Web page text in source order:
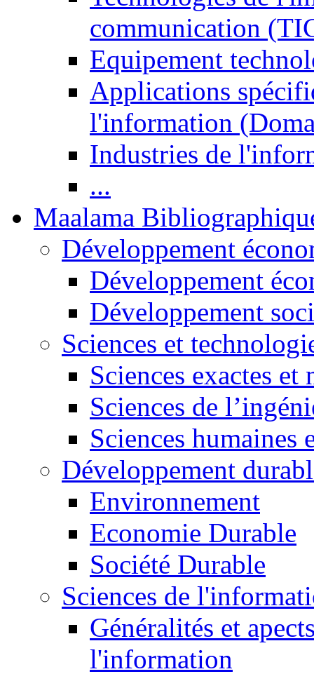
communication
Equipement
Applications
l'information
Industries de
...
Maalama
Développement
Développement
Développement
Sciences et
Sciences exactes et
Sciences de
Sciences humaines
Développement
Environnement
Economie Durable
Société Durable
Sciences de
Généralités et
l'information